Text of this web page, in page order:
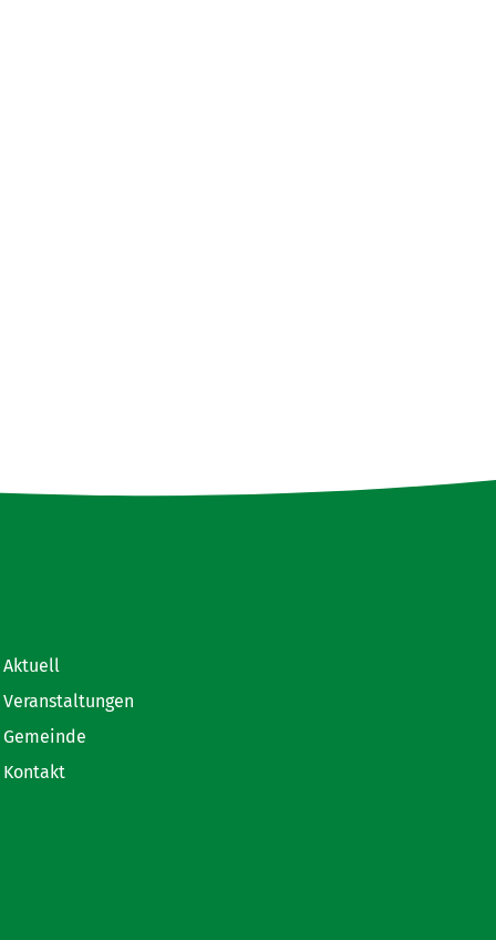
Aktuell
Veranstaltungen
Gemeinde
Kontakt